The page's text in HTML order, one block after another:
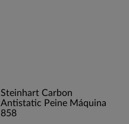
Steinhart Carbon
Antistatic Peine Máquina
858